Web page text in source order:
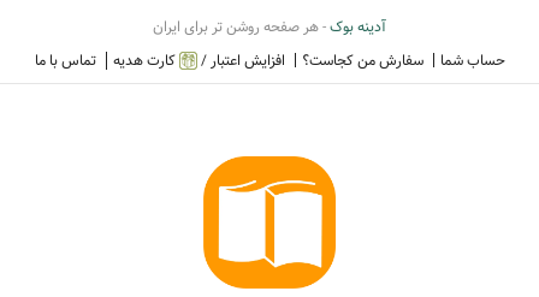
آدینه بوک- هر صفحه روشن تر برای ایران
حساب شما
سفارش من کجاست؟ افزایش اعتبار / کارت هدیه تماس با ما